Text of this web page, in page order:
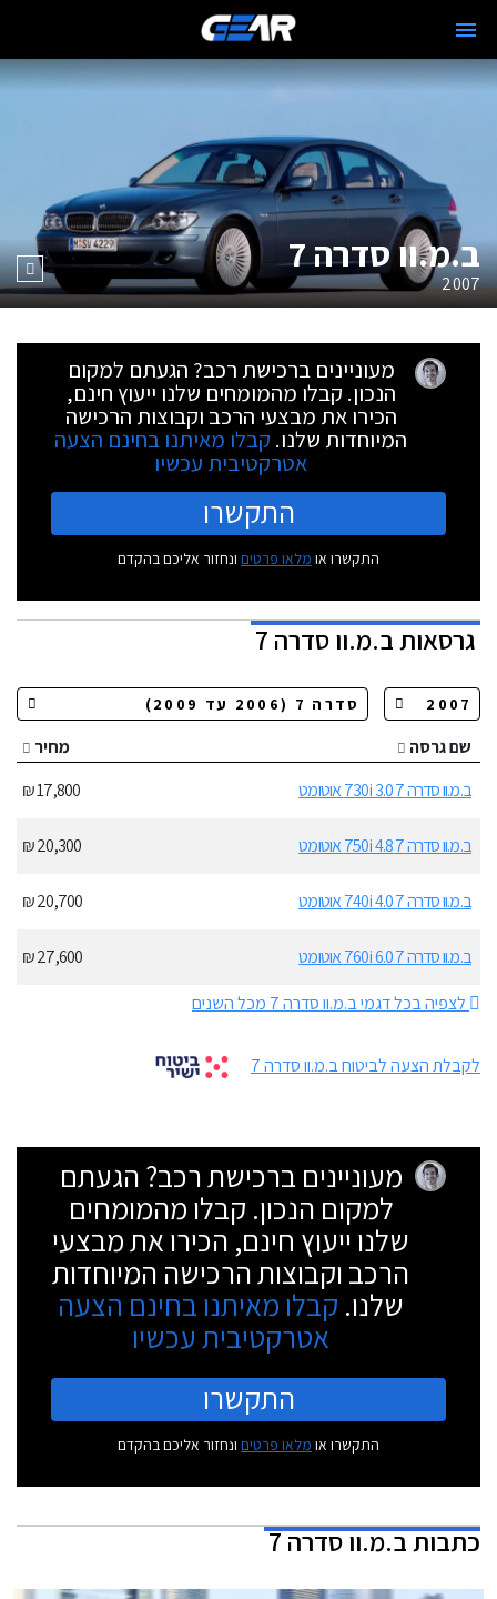
ב.מ.וו סדרה 7
2007
מעוניינים ברכישת רכב? הגעתם למקום
הנכון. קבלו מהמומחים שלנו ייעוץ חינם,
הכירו את מבצעי הרכב וקבוצות הרכישה
המיוחדות שלנו. קבלו מאיתנו בחינם הצעה
אטרקטיבית עכשיו
התקשרו
התקשרו או מלאו פרטים ונחזור אליכם בהקדם
גרסאותב.מ.וו סדרה 7
שם גרסה
מחיר
ב.מ.וו סדרה 7 730i 3.0 אוטומט
17,800 ₪
ב.מ.וו סדרה 7 750i 4.8 אוטומט 20,300 ₪
ב.מ.וו סדרה 7 740i 4.0 אוטומט 20,700 ₪
ב.מ.וו סדרה 7 760i 6.0 אוטומט
27,600 ₪
לצפיה בכל דגמי ב.מ.וו סדרה 7 מכל השנים
לקבלת הצעה לביטוח ב.מ.וו סדרה 7
מעוניינים ברכישת רכב? הגעתם
למקום הנכון. קבלו מהמומחים
שלנו ייעוץ חינם, הכירו את מבצעי
הרכב וקבוצות הרכישה המיוחדות
שלנו. קבלו מאיתנו בחינם הצעה
אטרקטיבית עכשיו
התקשרו
התקשרו או מלאו פרטים ונחזור אליכם בהקדם
כתבותב.מ.וו סדרה 7